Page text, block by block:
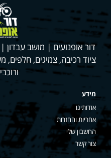
דור אופנועים | מושב עבדון
ציוד רכיבה, צמיגים, חלפים,
מידע
אודותינו
אחריות והחזרות
החשבון שלי
צור קשר